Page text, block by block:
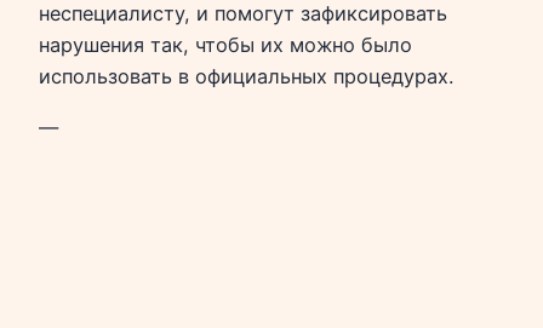
неспециалисту, и помогут зафиксировать
нарушения так, чтобы их можно было
использовать в официальных процедурах.
—